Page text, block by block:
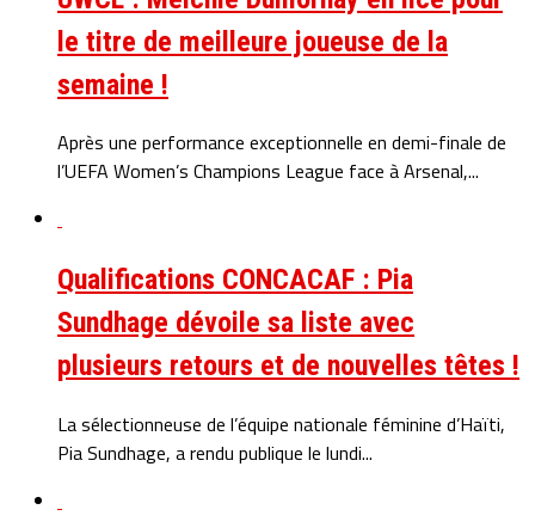
le titre de meilleure joueuse de la
semaine !
Après une performance exceptionnelle en demi-finale de
l’UEFA Women’s Champions League face à Arsenal,...
Qualifications CONCACAF : Pia
Sundhage dévoile sa liste avec
plusieurs retours et de nouvelles têtes !
La sélectionneuse de l’équipe nationale féminine d’Haïti,
Pia Sundhage, a rendu publique le lundi...